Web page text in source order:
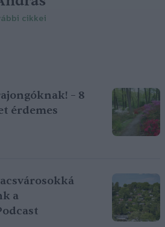
cikkei
– 8
érdemes
a